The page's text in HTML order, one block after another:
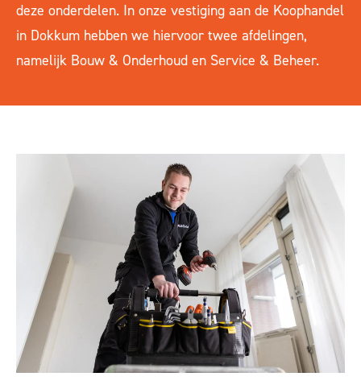
deze onderdelen. In onze vestiging aan de Koophandel
in Dokkum hebben we hiervoor twee afdelingen,
namelijk Bouw & Onderhoud en Service & Beheer.